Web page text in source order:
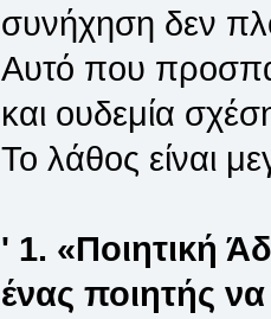
συνήχηση δεν
Αυτό που
και ουδεμία
Το λάθος είναι
' 1. «Ποιητική
ένας ποιητής